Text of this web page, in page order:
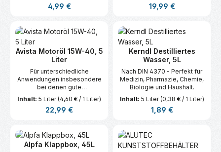
Regulärer Preis:
4,99 €
Regulärer Preis:
19,99 €
Avista Motoröl 15W-40, 5
Liter
Für unterschiedliche
Anwendungen insbesondere
bei denen gute
Schmierleistungen bei eher
niedrigen und hohen
Temperaturen gefordert sind.
Inhalt: 5 Liter(4,60 € / 1 Liter)
Regulärer Preis:
22,99 €
Kerndl Destilliertes
Wasser, 5L
Nach DIN 4370 - Perfekt für
Medizin, Pharmazie, Chemie,
Biologie und Haushalt.
Inhalt: 5 Liter(0,38 € / 1 Liter)
Regulärer Preis:
1,89 €
Alpfa Klappbox, 45L